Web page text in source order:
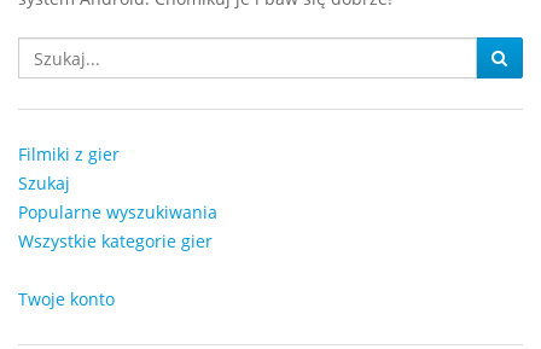
Filmiki z gier
Szukaj
Popularne wyszukiwania
Wszystkie kategorie gier
Twoje konto